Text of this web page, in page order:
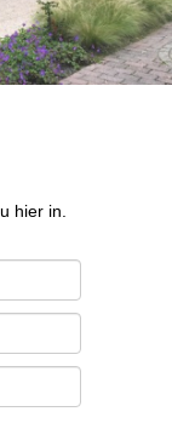
hier in.